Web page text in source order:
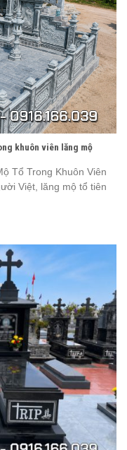
khuôn viên lăng mộ
Tổ Trong Khuôn Viên
Việt, lăng mộ tổ tiên